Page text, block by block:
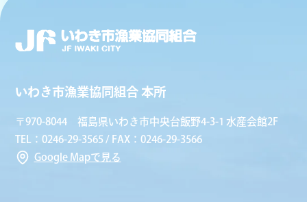
いわき市漁業協同組合 本所
〒970-8044 福島県いわき市中央台飯野4-3-1 水産会館2F
TEL：0246-29-3565 / FAX：0246-29-3566
Google Mapで見る